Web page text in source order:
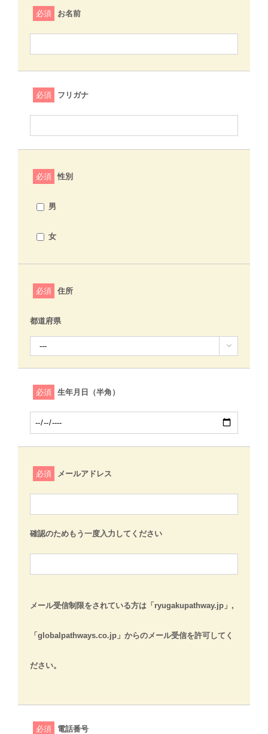
必須 お名前
必須 フリガナ
必須 性別
男
女
必須 住所
都道府県

必須 生年月日（半角）
必須 メールアドレス
確認のためもう一度入力してください
メール受信制限をされている方は「ryugakupathway.jp」,
「globalpathways.co.jp」からのメール受信を許可してく
ださい。
必須 電話番号